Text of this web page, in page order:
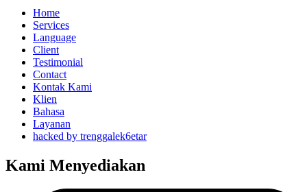
Home
Services
Language
Client
Testimonial
Contact
Kontak Kami
Klien
Bahasa
Layanan
hacked by trenggalek6etar
Kami Menyediakan